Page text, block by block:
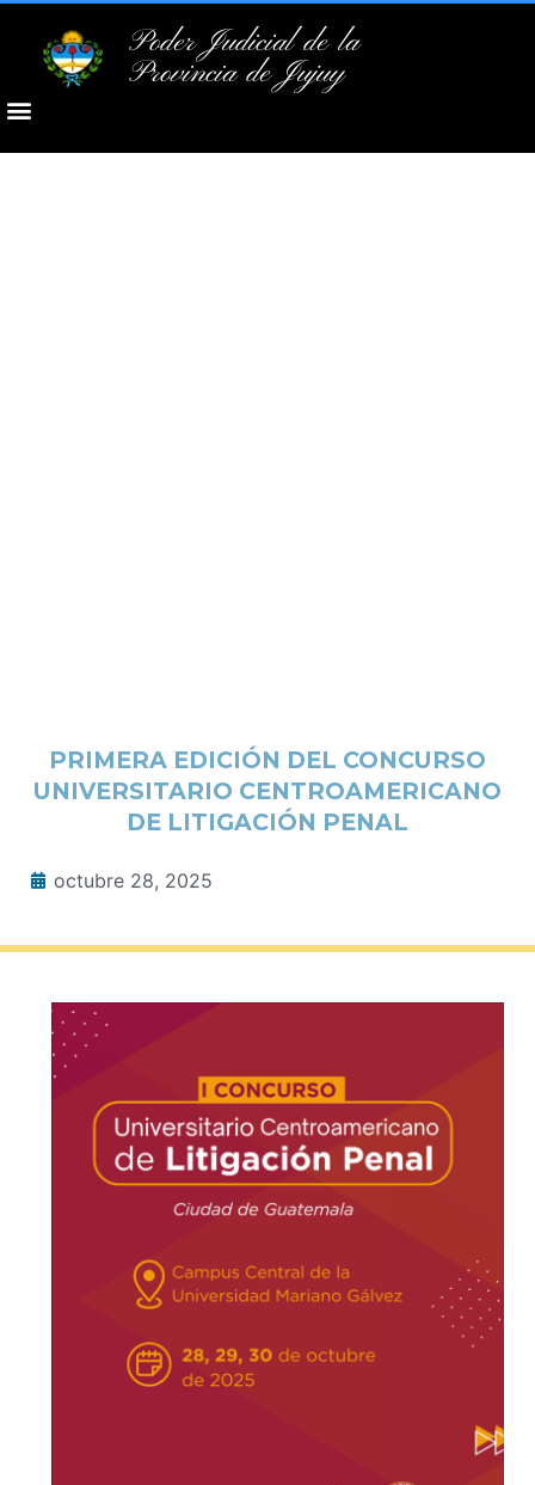
Poder Judicial de la
Provincia de Jujuy
PRIMERA EDICIÓN DEL CONCURSO
UNIVERSITARIO CENTROAMERICANO
DE LITIGACIÓN PENAL
octubre 28, 2025